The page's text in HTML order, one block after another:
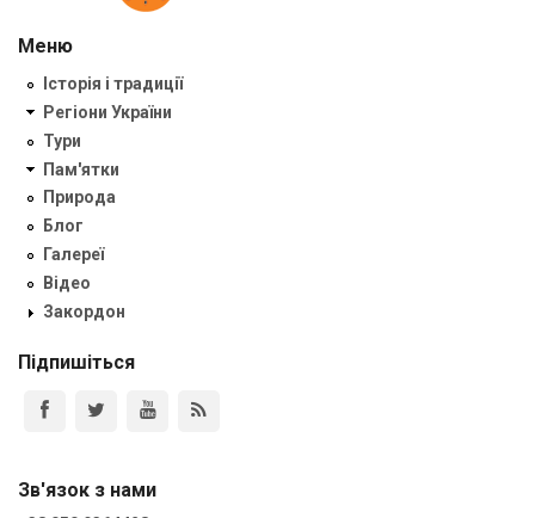
Меню
Історія і традиції
Регіони України
Тури
Пам'ятки
Природа
Блог
Галереї
Відео
Закордон
Підпишіться
Зв'язок з нами